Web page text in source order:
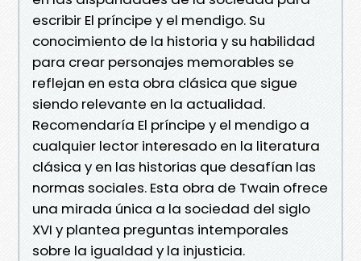
escribir El príncipe y el mendigo. Su
conocimiento de la historia y su habilidad
para crear personajes memorables se
reflejan en esta obra clásica que sigue
siendo relevante en la actualidad.
Recomendaría El príncipe y el mendigo a
cualquier lector interesado en la literatura
clásica y en las historias que desafían las
normas sociales. Esta obra de Twain ofrece
una mirada única a la sociedad del siglo
XVI y plantea preguntas intemporales
sobre la igualdad y la injusticia.